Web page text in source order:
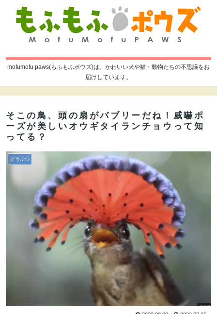
mofumofu paws(もふもふポウズ)は、かわいい犬や猫・動物たちの不思議をお
届けしています。
そこの鳥、頭の扇がバブリーだね！威嚇ポ
ーズが美しいオウギタイランチョウって知
ってる？
どうぶつ